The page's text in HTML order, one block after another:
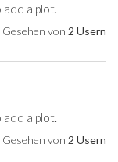
a plot.
Gesehen von 2 Usern
a plot.
Gesehen von 2 Usern